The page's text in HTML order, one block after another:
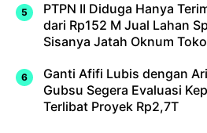
PTPN II Diduga Hanya
dari Rp152 M Jual Lahan
Sisanya Jatah Oknum
Ganti Afifi Lubis dengan
Gubsu Segera Evaluasi
Terlibat Proyek Rp2,7T